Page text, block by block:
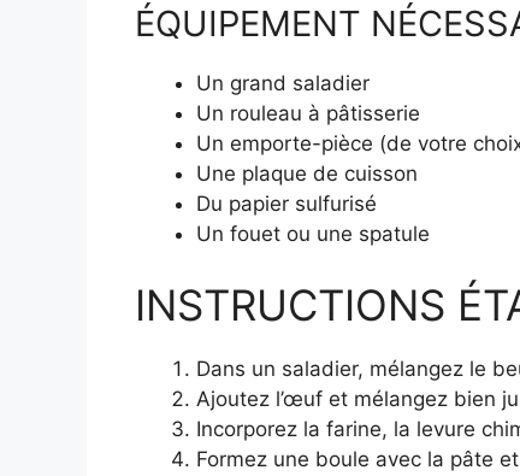
ÉQUIPEMENT
Un grand saladier
Un rouleau à pâtisserie
Un emporte-pièce (de votre
Une plaque de cuisson
Du papier sulfurisé
Un fouet ou une spatule
INSTRUCTIONS
Dans un saladier, mélangez le
Ajoutez l’œuf et mélangez bien
Incorporez la farine, la levure
Formez une boule avec la pâte